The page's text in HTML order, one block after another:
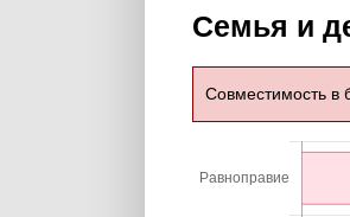
Семья и
Совместимость в